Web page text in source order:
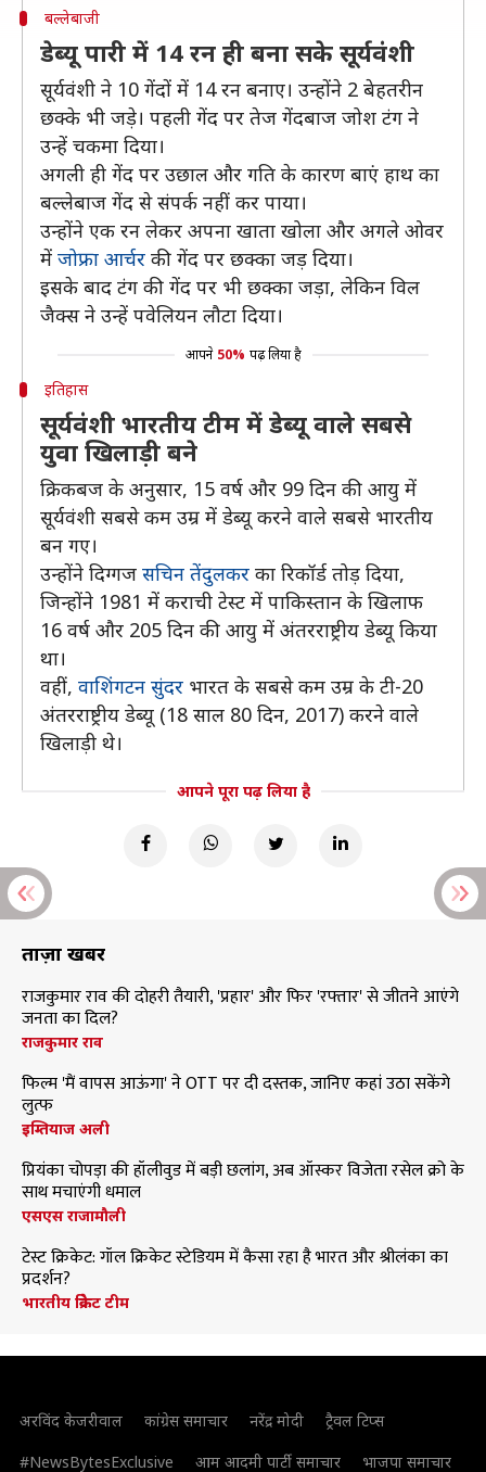
बल्लेबाजी
डेब्यू पारी में 14 रन ही बना सके सूर्यवंशी
सूर्यवंशी ने 10 गेंदों में 14 रन बनाए। उन्होंने 2 बेहतरीन
छक्के भी जड़े। पहली गेंद पर तेज गेंदबाज जोश टंग ने
उन्हें चकमा दिया।
अगली ही गेंद पर उछाल और गति के कारण बाएं हाथ का
बल्लेबाज गेंद से संपर्क नहीं कर पाया।
उन्होंने एक रन लेकर अपना खाता खोला और अगले ओवर
में जोफ्रा आर्चर की गेंद पर छक्का जड़ दिया।
इसके बाद टंग की गेंद पर भी छक्का जड़ा, लेकिन विल
जैक्स ने उन्हें पवेलियन लौटा दिया।
आपने 50% पढ़ लिया है
इतिहास
सूर्यवंशी भारतीय टीम में डेब्यू वाले सबसे
युवा खिलाड़ी बने
क्रिकबज के अनुसार, 15 वर्ष और 99 दिन की आयु में
सूर्यवंशी सबसे कम उम्र में डेब्यू करने वाले सबसे भारतीय
बन गए।
उन्होंने दिग्गज सचिन तेंदुलकर का रिकॉर्ड तोड़ दिया,
जिन्होंने 1981 में कराची टेस्ट में पाकिस्तान के खिलाफ
16 वर्ष और 205 दिन की आयु में अंतरराष्ट्रीय डेब्यू किया
था।
वहीं, वाशिंगटन सुंदर भारत के सबसे कम उम्र के टी-20
अंतरराष्ट्रीय डेब्यू (18 साल 80 दिन, 2017) करने वाले
खिलाड़ी थे।
आपने पूरा पढ़ लिया है
ताज़ा खबरें
राजकुमार राव की दोहरी तैयारी, 'प्रहार' और फिर 'रफ्तार' से जीतने आएंगे
जनता का दिल?
राजकुमार राव
फिल्म 'मैं वापस आऊंगा' ने OTT पर दी दस्तक, जानिए कहां उठा सकेंगे
लुत्फ
इम्तियाज अली
प्रियंका चोपड़ा की हॉलीवुड में बड़ी छलांग, अब ऑस्कर विजेता रसेल क्रो के
साथ मचाएंगी धमाल
एसएस राजामौली
टेस्ट क्रिकेट: गॉल क्रिकेट स्टेडियम में कैसा रहा है भारत और श्रीलंका का
प्रदर्शन?
भारतीय क्रिकेट टीम
अरविंद केजरीवाल कांग्रेस समाचार नरेंद्र मोदी
ट्रैवल टिप्स
#NewsBytesExclusive
आम आदमी पार्टी समाचार भाजपा समाचार